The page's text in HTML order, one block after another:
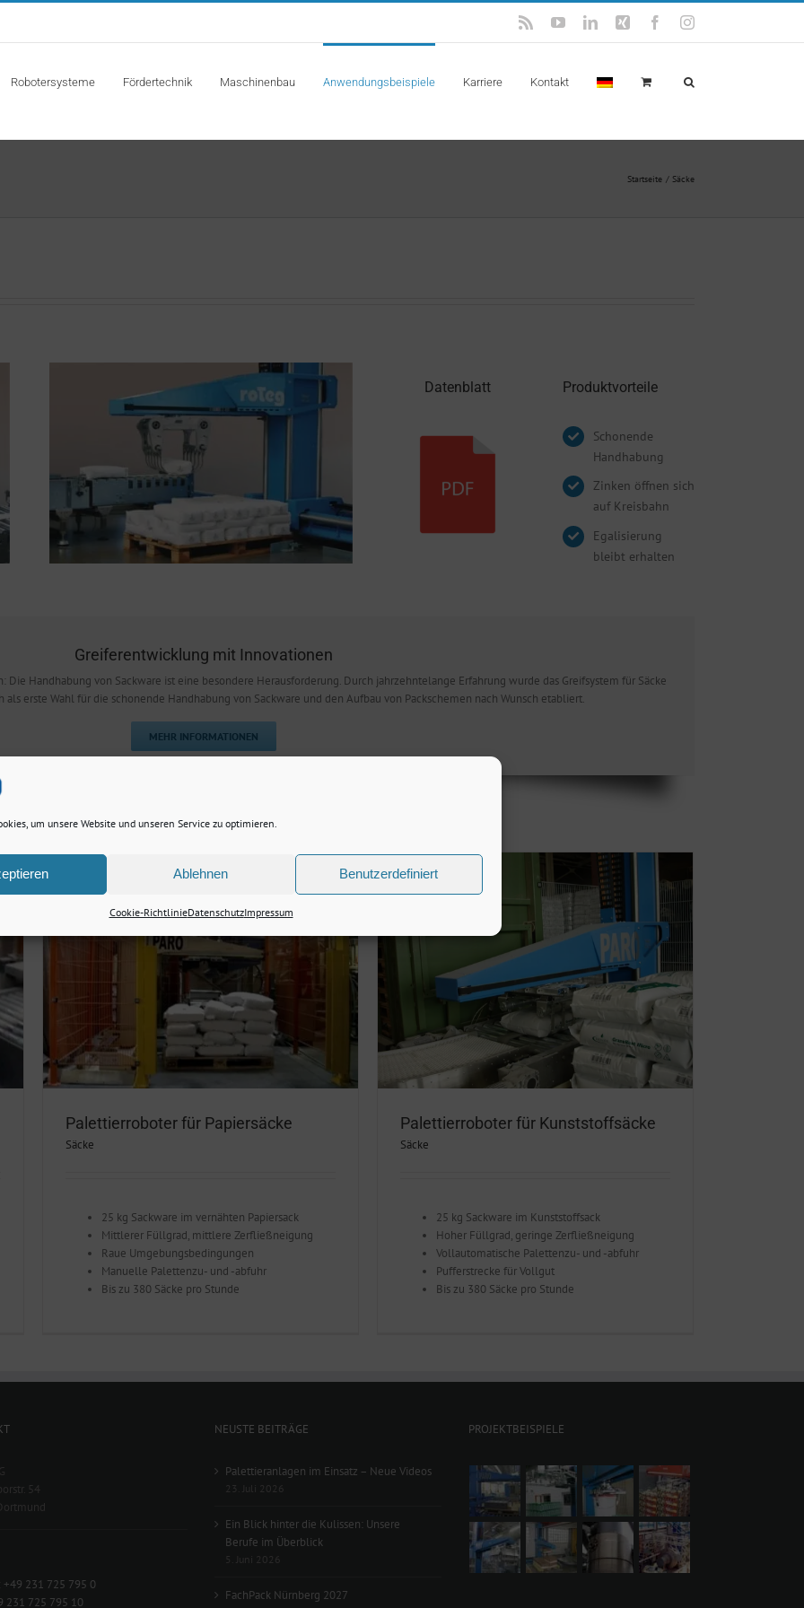
um unsere Website und unseren Service zu optimieren.
Ablehnen Benutzerdefiniert
Cookie-RichtlinieDatenschutzImpressum
Rss YouTubeLinkedInXing FacebookInstagram
Robotersysteme Fördertechnik Maschinenbau Anwendungsbeispiele Karriere Kontakt
Startseite Säcke
Datenblatt Produktvorteile
Schonende
Handhabung
Zinken öffnen sich
auf Kreisbahn
Egalisierung
bleibt erhalten
Greiferentwicklung mit Innovationen
Handhabung von Sackware ist eine besondere Herausforderung. Durch jahrzehntelange Erfahrung wurde das Greifsystem für Säcke
erste Wahl für die schonende Handhabung von Sackware und den Aufbau von Packschemen nach Wunsch etabliert.
MEHR INFORMATIONEN
Palettierroboter für Papiersäcke
Säcke
25 kg Sackware im vernähten Papiersack
Mittlerer Füllgrad, mittlere Zerfließneigung
Raue Umgebungsbedingungen
Manuelle Palettenzu- und -abfuhr
Bis zu 380 Säcke pro Stunde
Palettierroboter für Kunststoffsäcke
Säcke
Palettierroboter für Kunststoffsäcke
Säcke
25 kg Sackware im Kunststoffsack
Hoher Füllgrad, geringe Zerfließneigung
Vollautomatische Palettenzu- und -abfuhr
Pufferstrecke für Vollgut
Bis zu 380 Säcke pro Stunde
54
+49 231 725 795 0
231 725 795 10
NEUSTE BEITRÄGE
Palettieranlagen im Einsatz – Neue Videos
23. Juli 2026
Ein Blick hinter die Kulissen: Unsere
Berufe im Überblick
5. Juni 2026
FachPack Nürnberg 2027
PROJEKTBEISPIELE